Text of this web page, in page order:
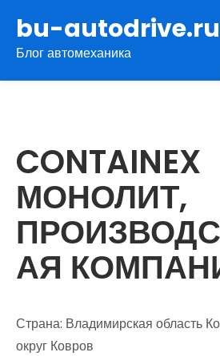
содержимому
bu-autodrive.ru
Блог автомеханика
CONTAINEX
МОНОЛИТ,
АЯ
Страна: Владимирская область
округ Ковров